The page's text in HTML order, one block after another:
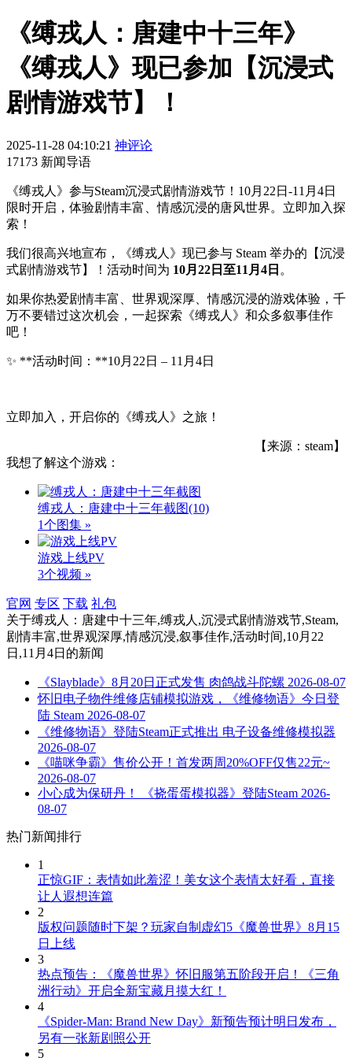
《缚戎人：唐建中十三年》
《缚戎人》现已参加【沉浸式
剧情游戏节】！
2025-11-28 04:10:21 神评论
17173 新闻导语
《缚戎人》参与Steam沉浸式剧情游戏节！10月22日-11月4日
限时开启，体验剧情丰富、情感沉浸的唐风世界。立即加入探
索！
我们很高兴地宣布，《缚戎人》现已参与 Steam 举办的【沉浸
式剧情游戏节】！活动时间为 10月22日至11月4日 。
如果你热爱剧情丰富、世界观深厚、情感沉浸的游戏体验，千
万不要错过这次机会，一起探索《缚戎人》和众多叙事佳作
吧！
✨ **活动时间：**10月22日 – 11月4日
立即加入，开启你的《缚戎人》之旅！
【来源：steam】
我想了解这个游戏：
缚戎人：唐建中十三年截图(10)
1个图集 »
游戏上线PV
3个视频 »
官网 专区 下载 礼包
关于缚戎人：唐建中十三年,缚戎人,沉浸式剧情游戏节,Steam,
剧情丰富,世界观深厚,情感沉浸,叙事佳作,活动时间,10月22
日,11月4日 的新闻
《Slayblade》8月20日正式发售 肉鸽战斗陀螺 2026-08-07
怀旧电子物件维修店铺模拟游戏，《维修物语》今日登
陆 Steam 2026-08-07
《维修物语》登陆Steam正式推出 电子设备维修模拟器
2026-08-07
《喵咪争霸》售价公开！首发两周20%OFF仅售22元~
2026-08-07
小心成为保研丹！ 《挠蛋蛋模拟器》登陆Steam 2026-
08-07
热门新闻排行
1
正惊GIF：表情如此羞涩！美女这个表情太好看，直接
让人遐想连篇
2
版权问题随时下架？玩家自制虚幻5《魔兽世界》8月15
日上线
3
热点预告：《魔兽世界》怀旧服第五阶段开启！《三角
洲行动》开启全新宝藏月摸大红！
4
《Spider-Man: Brand New Day》新预告预计明日发布，
另有一张新剧照公开
5